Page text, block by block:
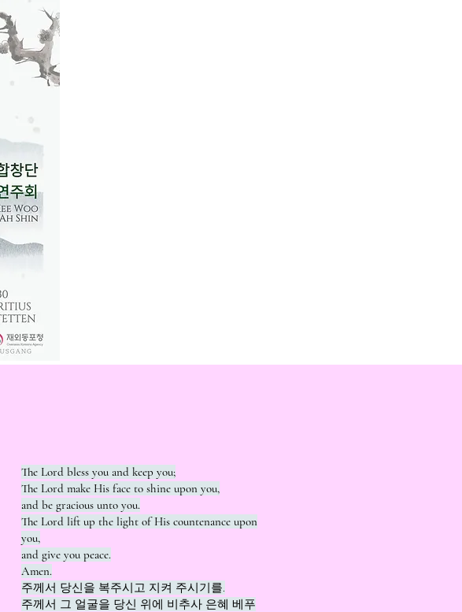
The Lord bless you and keep you;
The Lord make His face to shine upon you,
and be gracious unto you.
The Lord lift up the light of His countenance upon
you,
and give you peace.
Amen.
주께서 당신을 복주시고 지켜 주시기를.
주께서 그 얼굴을 당신 위에 비추사 은혜 베푸